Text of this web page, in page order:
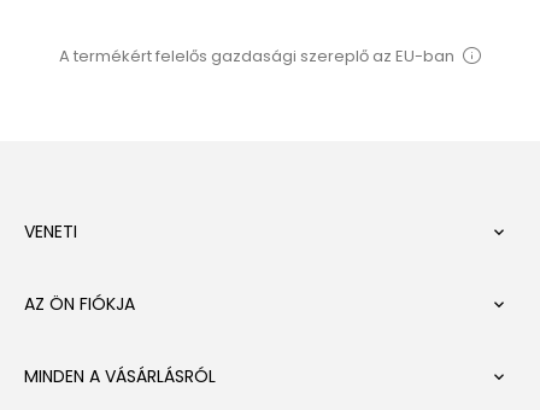
A termékért felelős gazdasági szereplő az EU-ban
VENETI 
AZ ÖN FIÓKJA 
MINDEN A VÁSÁRLÁSRÓL 